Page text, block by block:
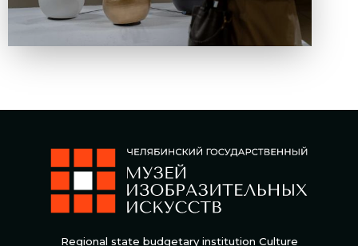
Regional state budgetary institution Culture